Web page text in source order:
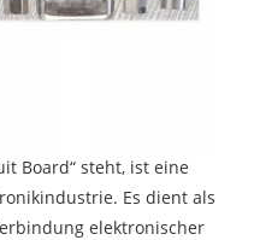
Board“ steht, ist eine
Es dient als
elektronischer